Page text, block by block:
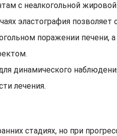
с неалкогольной
эластография позволяет
поражении
динамического
лечения.
стадиях, но при